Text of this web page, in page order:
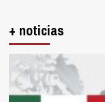
+ noticias